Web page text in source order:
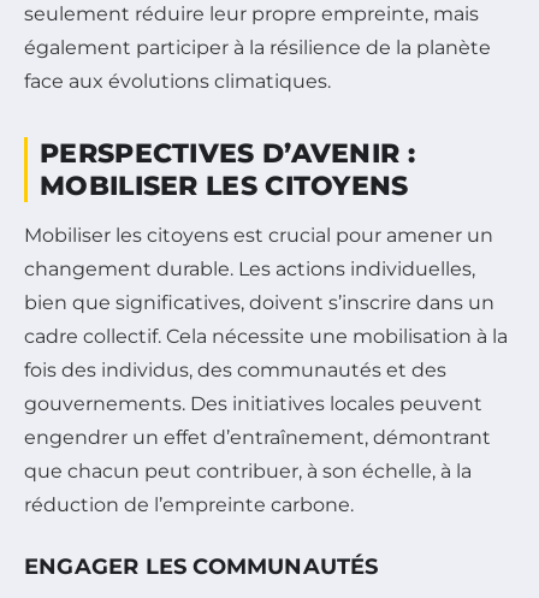
seulement réduire leur propre empreinte, mais
également participer à la résilience de la planète
face aux évolutions climatiques.
PERSPECTIVES D’AVENIR :
MOBILISER LES CITOYENS
Mobiliser les citoyens est crucial pour amener un
changement durable. Les actions individuelles,
bien que significatives, doivent s’inscrire dans un
cadre collectif. Cela nécessite une mobilisation à la
fois des individus, des communautés et des
gouvernements. Des initiatives locales peuvent
engendrer un effet d’entraînement, démontrant
que chacun peut contribuer, à son échelle, à la
réduction de l’empreinte carbone.
ENGAGER LES COMMUNAUTÉS